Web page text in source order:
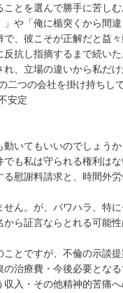
とを選んで勝手に苦し
や「俺に楯突くから間
、彼こそが正解だと益々
抗し指摘するまで続いた
、立場の違いから私だけ
つの会社を掛け持ちし
安定
いてもいいのでしょうか
も私は守られる権利は
慰謝料請求と、時間外
ん。が、パワハラ、特
ら証言ならとれる可能
とですが、不倫の示談
治療費・今後必要とな
入・その他精神的苦痛